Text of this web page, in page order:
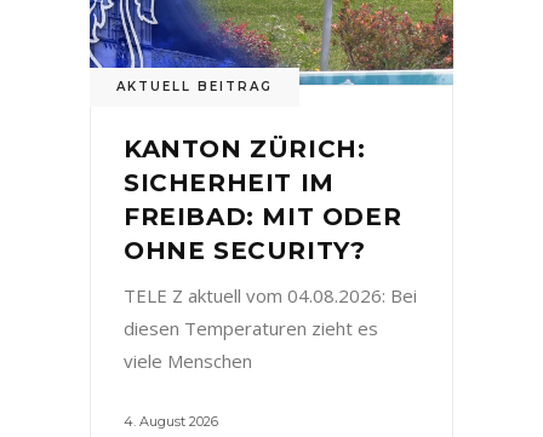
AKTUELL BEITRAG
KANTON ZÜRICH:
SICHERHEIT IM
FREIBAD: MIT ODER
OHNE SECURITY?
TELE Z aktuell vom 04.08.2026: Bei
diesen Temperaturen zieht es
viele Menschen
4. August 2026